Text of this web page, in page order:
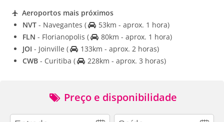
Aeroportos mais próximos
NVT - Navegantes (
53km - aprox. 1 hora)
FLN - Florianopolis (
80km - aprox. 1 hora)
JOI - Joinville (
133km - aprox. 2 horas)
CWB - Curitiba ( 228km - aprox. 3 horas)
Preço e disponibilidade